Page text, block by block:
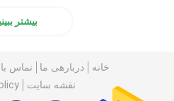
بیشتر
خانه دربارهی ما تماس با
نقشه سایت